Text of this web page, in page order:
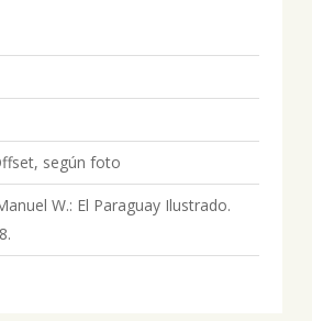
según foto
W.: El Paraguay Ilustrado.